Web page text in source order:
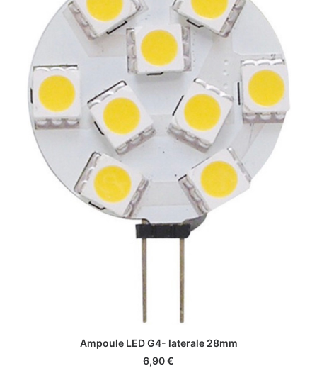
AJOUTER AU PANIER
Ampoule LED G4- laterale 28mm
6,90€